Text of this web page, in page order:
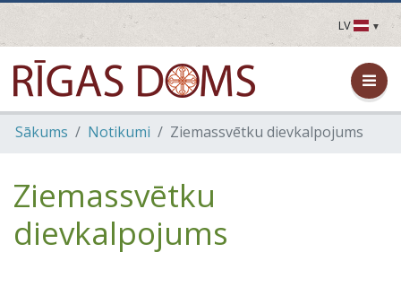
LV
LV
EN
DE
FR
UA
Sākums Notikumi Ziemassvētku dievkalpojums
Ziemassvētku
dievkalpojums